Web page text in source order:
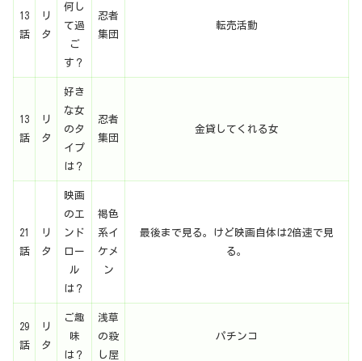
13
話
リ
タ
何し
て過
ご
す？
忍者
集団
転売活動
13
話
リ
タ
好き
な女
のタ
イプ
は？
忍者
集団
金貸してくれる女
21
話
リ
タ
映画
のエ
ンド
ロー
ル
は？
褐色
系イ
ケメ
ン
最後まで見る。けど映画自体は2倍速で見
る。
29
話
リ
タ
ご趣
味
は？
浅草
の殺
し屋
パチンコ